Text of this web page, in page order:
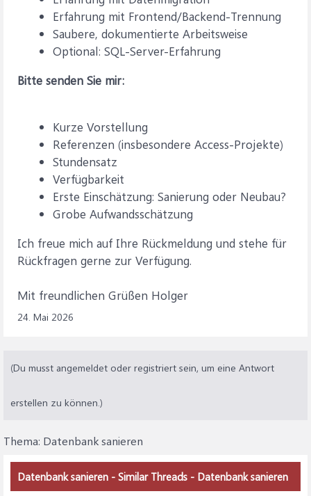
Erfahrung mit Frontend/Backend‑Trennung
Saubere, dokumentierte Arbeitsweise
Optional: SQL‑Server‑Erfahrung
Bitte senden Sie mir:
Kurze Vorstellung
Referenzen (insbesondere Access‑Projekte)
Stundensatz
Verfügbarkeit
Erste Einschätzung: Sanierung oder Neubau?
Grobe Aufwandsschätzung
Ich freue mich auf Ihre Rückmeldung und stehe für
Rückfragen gerne zur Verfügung.
Mit freundlichen Grüßen Holger
24. Mai 2026
(Du musst angemeldet oder registriert sein, um eine Antwort
erstellen zu können.)
Thema: Datenbank sanieren
Datenbank sanieren - Similar Threads - Datenbank sanieren